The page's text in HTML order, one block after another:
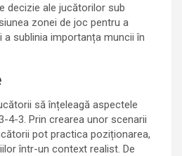
decizie ale jucătorilor sub
zonei de joc pentru a
a sublinia importanța muncii în
să înțeleagă aspectele
4-3. Prin crearea unor scenarii
pot practica poziționarea,
într-un context realist. De